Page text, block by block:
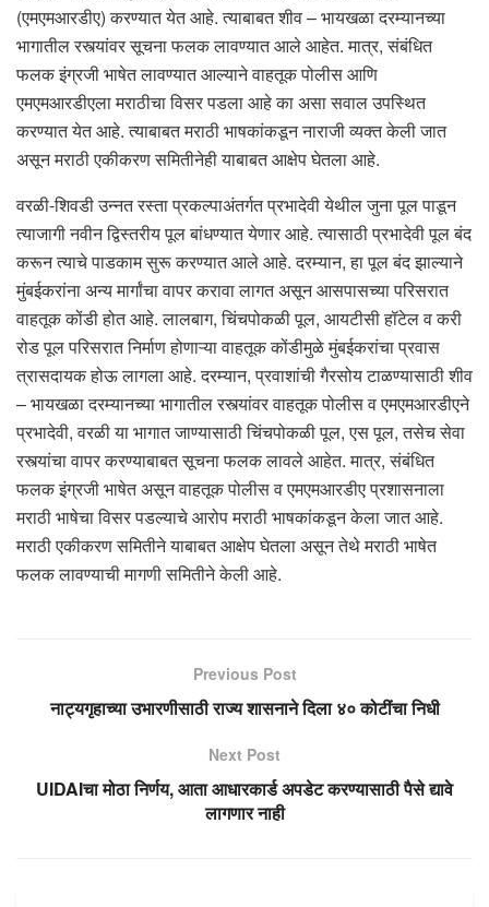
(एमएमआरडीए) करण्यात येत आहे. त्याबाबत शीव – भायखळा दरम्यानच्या
भागातील रस्त्यांवर सूचना फलक लावण्यात आले आहेत. मात्र, संबंधित
फलक इंग्रजी भाषेत लावण्यात आल्याने वाहतूक पोलीस आणि
एमएमआरडीएला मराठीचा विसर पडला आहे का असा सवाल उपस्थित
करण्यात येत आहे. त्याबाबत मराठी भाषकांकडून नाराजी व्यक्त केली जात
असून मराठी एकीकरण समितीनेही याबाबत आक्षेप घेतला आहे.
वरळी-शिवडी उन्नत रस्ता प्रकल्पाअंतर्गत प्रभादेवी येथील जुना पूल पाडून
त्याजागी नवीन द्विस्तरीय पूल बांधण्यात येणार आहे. त्यासाठी प्रभादेवी पूल बंद
करून त्याचे पाडकाम सुरू करण्यात आले आहे. दरम्यान, हा पूल बंद झाल्याने
मुंबईकरांना अन्य मार्गांचा वापर करावा लागत असून आसपासच्या परिसरात
वाहतूक कोंडी होत आहे. लालबाग, चिंचपोकळी पूल, आयटीसी हॉटेल व करी
रोड पूल परिसरात निर्माण होणाऱ्या वाहतूक कोंडीमुळे मुंबईकरांचा प्रवास
त्रासदायक होऊ लागला आहे. दरम्यान, प्रवाशांची गैरसोय टाळण्यासाठी शीव
– भायखळा दरम्यानच्या भागातील रस्त्यांवर वाहतूक पोलीस व एमएमआरडीएने
प्रभादेवी, वरळी या भागात जाण्यासाठी चिंचपोकळी पूल, एस पूल, तसेच सेवा
रस्त्यांचा वापर करण्याबाबत सूचना फलक लावले आहेत. मात्र, संबंधित
फलक इंग्रजी भाषेत असून वाहतूक पोलीस व एमएमआरडीए प्रशासनाला
मराठी भाषेचा विसर पडल्याचे आरोप मराठी भाषकांकडून केला जात आहे.
मराठी एकीकरण समितीने याबाबत आक्षेप घेतला असून तेथे मराठी भाषेत
फलक लावण्याची मागणी समितीने केली आहे.
Previous Post
नाट्यगृहाच्या उभारणीसाठी राज्य शासनाने दिला ४० कोटींचा निधी
Next Post
UIDAIचा मोठा निर्णय, आता आधारकार्ड अपडेट करण्यासाठी पैसे द्यावे
लागणार नाही